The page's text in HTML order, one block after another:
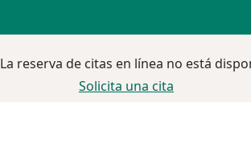
La reserva de citas en línea no está
Solicita una cita